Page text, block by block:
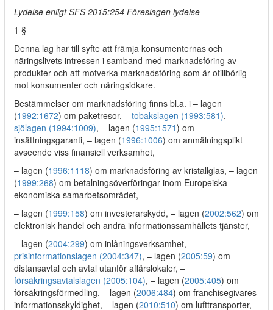
Lydelse enligt SFS 2015:254 Föreslagen lydelse
1 §
Denna lag har till syfte att främja konsumenternas och
näringslivets intressen i samband med marknadsföring av
produkter och att motverka marknadsföring som är otillbörlig
mot konsumenter och näringsidkare.
Bestämmelser om marknadsföring finns bl.a. i – lagen
(1992:1672) om paketresor, – tobakslagen (1993:581), –
sjölagen (1994:1009), – lagen (1995:1571) om
insättningsgaranti, – lagen (1996:1006) om anmälningsplikt
avseende viss finansiell verksamhet,
– lagen (1996:1118) om marknadsföring av kristallglas, – lagen
(1999:268) om betalningsöverföringar inom Europeiska
ekonomiska samarbetsområdet,
– lagen (1999:158) om investerarskydd, – lagen (2002:562) om
elektronisk handel och andra informationssamhällets tjänster,
– lagen (2004:299) om inlåningsverksamhet, –
prisinformationslagen (2004:347), – lagen (2005:59) om
distansavtal och avtal utanför affärslokaler, –
försäkringsavtalslagen (2005:104), – lagen (2005:405) om
försäkringsförmedling, – lagen (2006:484) om franchisegivares
informationsskyldighet, – lagen (2010:510) om lufttransporter, –